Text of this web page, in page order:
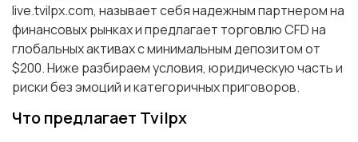
live.tvilpx.com, называет себя надежным партнером на
финансовых рынках и предлагает торговлю CFD на
глобальных активах с минимальным депозитом от
$200. Ниже разбираем условия, юридическую часть и
риски без эмоций и категоричных приговоров.
Что предлагает Tvilpx